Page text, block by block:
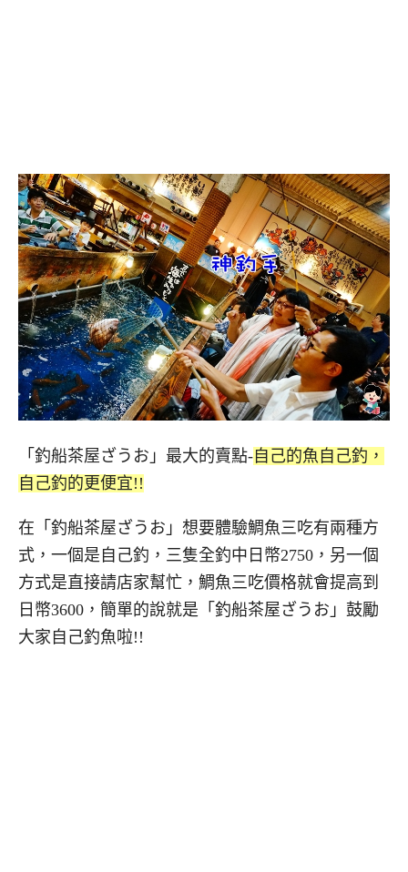
「釣船茶屋ざうお」最大的賣點-自己的魚自己釣，
自己釣的更便宜!!
在「釣船茶屋ざうお」想要體驗鯛魚三吃有兩種方
式，一個是自己釣，三隻全釣中日幣2750，另一個
方式是直接請店家幫忙，鯛魚三吃價格就會提高到
日幣3600，簡單的說就是「釣船茶屋ざうお」鼓勵
大家自己釣魚啦!!